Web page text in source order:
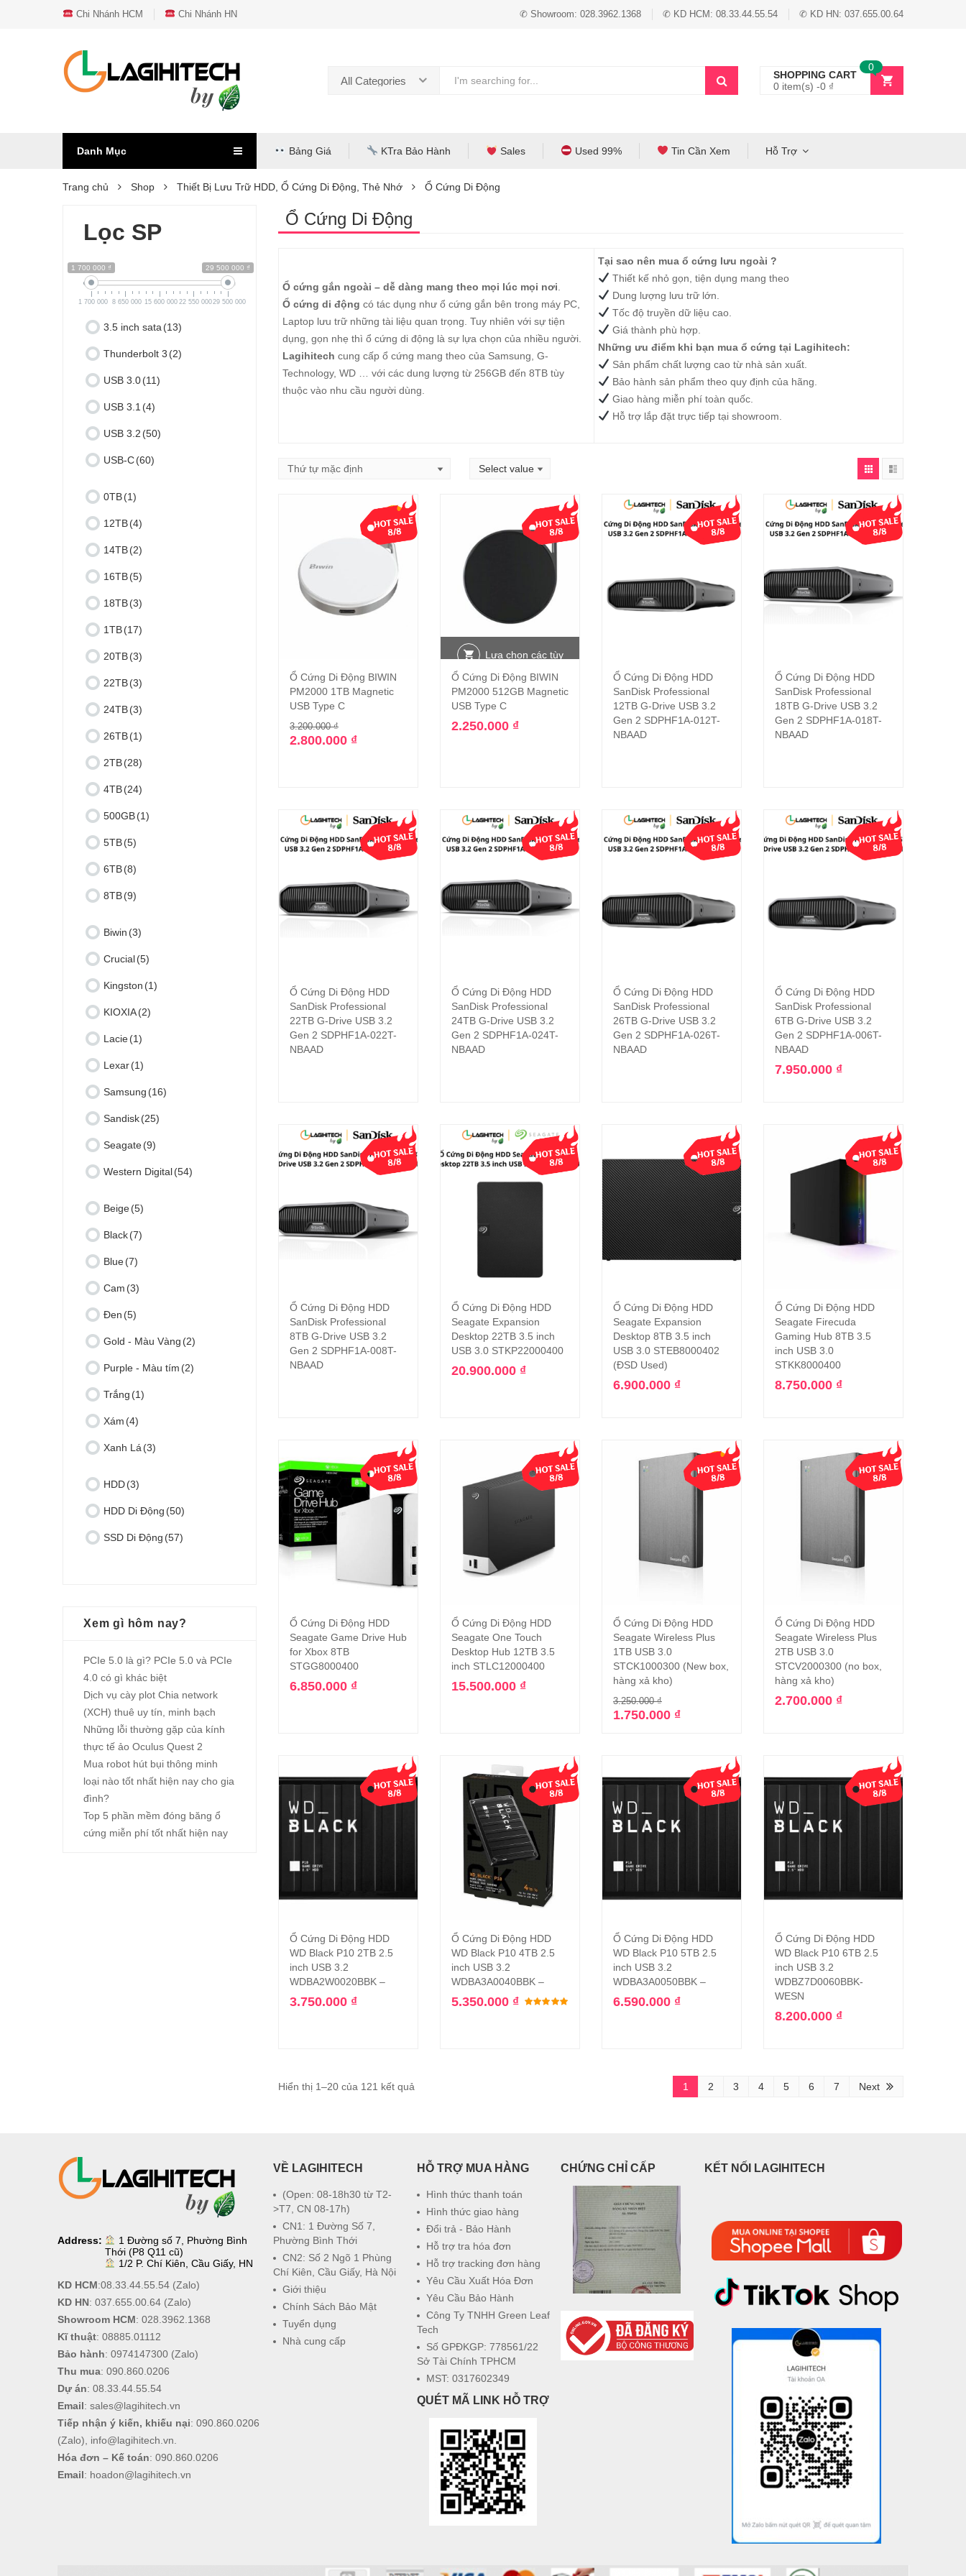
Chi Nhánh HCM Chi Nhánh HN ✆ Showroom: 028.3962.1368 ✆ KD HCM: 08.33.44.55.54 ✆ KD HN: 037.655.00.64
All Categories
SHOPPING CART
0 item(s) -0 ₫
0
Danh Mục Bảng Giá KTra Bảo Hành Sales Used 99% Tin Cần Xem Hỗ Trợ
Trang chủ Shop Thiết Bị Lưu Trữ HDD, Ổ Cứng Di Động, Thẻ Nhớ Ổ Cứng Di Động
Ổ Cứng Di Động
Ổ cứng gắn ngoài – dễ dàng mang theo mọi lúc mọi nơi
Ổ cứng di động có tác dụng như ổ cứng gắn bên trong máy PC,
Laptop lưu trữ những tài liệu quan trọng. Tuy nhiên với sự tiện
dụng, gọn nhẹ thì ổ cứng di động là sự lựa chọn của nhiều người.
Lagihitech cung cấp ổ cứng mang theo của Samsung, G-
Technology, WD … với các dung lượng từ 256GB đến 8TB tùy
thuộc vào nhu cầu người dùng.
Tại sao nên mua ổ cứng lưu ngoài ?
Thiết kế nhỏ gọn, tiện dụng mang theo
Dung lượng lưu trữ lớn.
Tốc độ truyền dữ liệu cao.
Giá thành phù hợp.
Những ưu điểm khi bạn mua ổ cứng tại Lagihitech:
Sản phẩm chất lượng cao từ nhà sản xuất.
Bảo hành sản phẩm theo quy định của hãng.
Giao hàng miễn phí toàn quốc.
Hỗ trợ lắp đặt trực tiếp tại showroom.
-13%
Thêm vào giỏ hàng
Ổ Cứng Di Động BIWIN
PM2000 1TB Magnetic
USB Type C
3.200.000₫
2.800.000 ₫
Lựa chọn các tùy
chọn
Ổ Cứng Di Động BIWIN
PM2000 512GB Magnetic
USB Type C
2.250.000 ₫
Đọc tiếp
Ổ Cứng Di Động HDD
SanDisk Professional
12TB G-Drive USB 3.2
Gen 2 SDPHF1A-012T-
NBAAD
Đọc tiếp
Ổ Cứng Di Động HDD
SanDisk Professional
18TB G-Drive USB 3.2
Gen 2 SDPHF1A-018T-
NBAAD
Đọc tiếp
Ổ Cứng Di Động HDD
SanDisk Professional
22TB G-Drive USB 3.2
Gen 2 SDPHF1A-022T-
NBAAD
Đọc tiếp
Ổ Cứng Di Động HDD
SanDisk Professional
24TB G-Drive USB 3.2
Gen 2 SDPHF1A-024T-
NBAAD
Đọc tiếp
Ổ Cứng Di Động HDD
SanDisk Professional
26TB G-Drive USB 3.2
Gen 2 SDPHF1A-026T-
NBAAD
Thêm vào giỏ hàng
Ổ Cứng Di Động HDD
SanDisk Professional
6TB G-Drive USB 3.2
Gen 2 SDPHF1A-006T-
NBAAD
7.950.000 ₫
Đọc tiếp
Ổ Cứng Di Động HDD
SanDisk Professional
8TB G-Drive USB 3.2
Gen 2 SDPHF1A-008T-
NBAAD
Thêm vào giỏ hàng
Ổ Cứng Di Động HDD
Seagate Expansion
Desktop 22TB 3.5 inch
USB 3.0 STKP22000400
20.900.000 ₫
Thêm vào giỏ hàng
Ổ Cứng Di Động HDD
Seagate Expansion
Desktop 8TB 3.5 inch
USB 3.0 STEB8000402
(ĐSD Used)
6.900.000 ₫
Thêm vào giỏ hàng
Ổ Cứng Di Động HDD
Seagate Firecuda
Gaming Hub 8TB 3.5
inch USB 3.0
STKK8000400
8.750.000 ₫
Thêm vào giỏ hàng
Ổ Cứng Di Động HDD
Seagate Game Drive Hub
for Xbox 8TB
STGG8000400
6.850.000 ₫
Thêm vào giỏ hàng
Ổ Cứng Di Động HDD
Seagate One Touch
Desktop Hub 12TB 3.5
inch STLC12000400
15.500.000 ₫
-46%
Thêm vào giỏ hàng
Ổ Cứng Di Động HDD
Seagate Wireless Plus
1TB USB 3.0
STCK1000300 (New box,
hàng xả kho)
3.250.000₫
1.750.000 ₫
Thêm vào giỏ hàng
Ổ Cứng Di Động HDD
Seagate Wireless Plus
2TB USB 3.0
STCV2000300 (no box,
hàng xả kho)
2.700.000 ₫
Thêm vào giỏ hàng
Ổ Cứng Di Động HDD
WD Black P10 2TB 2.5
inch USB 3.2
WDBA2W0020BBK –
3.750.000 ₫
Thêm vào giỏ hàng
Ổ Cứng Di Động HDD
WD Black P10 4TB 2.5
inch USB 3.2
WDBA3A0040BBK –
5.350.000 ₫ Được xếp hạng5.005 sao
Thêm vào giỏ hàng
Ổ Cứng Di Động HDD
WD Black P10 5TB 2.5
inch USB 3.2
WDBA3A0050BBK –
6.590.000 ₫
Thêm vào giỏ hàng
Ổ Cứng Di Động HDD
WD Black P10 6TB 2.5
inch USB 3.2
WDBZ7D0060BBK-
WESN
8.200.000 ₫
Hiển thị 1–20 của 121 kết quả 1 2 3 4 5 6 7 Next
Lọc SP
1 700 000 ₫ 29 500 000 ₫
1 700 000 8 650 000 15 600 000 22 550 00029 500 000
3.5 inch sata (13)
Thunderbolt 3 (2)
USB 3.0(11)
USB 3.1 (4)
USB 3.2 (50)
USB-C(60)
0TB(1)
12TB(4)
14TB(2)
16TB(5)
18TB(3)
1TB(17)
20TB(3)
22TB(3)
24TB(3)
26TB(1)
2TB(28)
4TB(24)
500GB(1)
5TB(5)
6TB(8)
8TB(9)
Biwin (3)
Crucial(5)
Kingston (1)
KIOXIA(2)
Lacie(1)
Lexar(1)
Samsung (16)
Sandisk(25)
Seagate(9)
Western Digital(54)
Beige(5)
Black(7)
Blue(7)
Cam (3)
Đen (5)
Gold - Màu Vàng (2)
Purple - Màu tím (2)
Trắng (1)
Xám (4)
Xanh Lá (3)
HDD(3)
HDD Di Động (50)
SSD Di Động (57)
Xem gì hôm nay?
PCIe 5.0 là gì? PCIe 5.0 và PCIe
4.0 có gì khác biệt
Dịch vụ cày plot Chia network
(XCH) thuê uy tín, minh bạch
Những lỗi thường gặp của kính
thực tế ảo Oculus Quest 2
Mua robot hút bụi thông minh
loại nào tốt nhất hiện nay cho gia
đình?
Top 5 phần mềm đóng băng ổ
cứng miễn phí tốt nhất hiện nay
Address:
1 Đường số 7, Phường Bình
Thới (P8 Q11 cũ)
1/2 P. Chí Kiên, Cầu Giấy, HN
KD HCM:08.33.44.55.54(Zalo)
KD HN: 037.655.00.64(Zalo)
Showroom HCM: 028.3962.1368
Kĩ thuật: 08885.01112
Bảo hành: 0974147300(Zalo)
Thu mua: 090.860.0206
Dự án: 08.33.44.55.54
Email: sales@lagihitech.vn
Tiếp nhận ý kiến, khiếu nại: 090.860.0206
(Zalo), info@lagihitech.vn
Hóa đơn – Kế toán: 090.860.0206
Email: hoadon@lagihitech.vn
VỀ LAGIHITECH
(Open: 08-18h30 từ T2-
>T7, CN 08-17h)
CN1: 1 Đường Số 7,
Phường Bình Thới
CN2: Số 2 Ngõ 1 Phùng
Chí Kiên, Cầu Giấy, Hà Nội
Giới thiệu
Chính Sách Bảo Mật
Tuyển dụng
Nhà cung cấp
HỖ TRỢ MUA HÀNG
Hình thức thanh toán
Hình thức giao hàng
Đổi trả - Bảo Hành
Hỗ trợ tra hóa đơn
Hỗ trợ tracking đơn hàng
Yêu Cầu Xuất Hóa Đơn
Yêu Cầu Bảo Hành
Công Ty TNHH Green Leaf
Tech
Số GPĐKGP: 778561/22
Sở Tài Chính TPHCM
MST: 0317602349
QUÉT MÃ LINK HỖ TRỢ
CHỨNG CHỈ CẤP KẾT NỐI LAGIHITECH